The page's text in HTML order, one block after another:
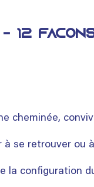
12
cheminée,
se retrouver ou
la configuration